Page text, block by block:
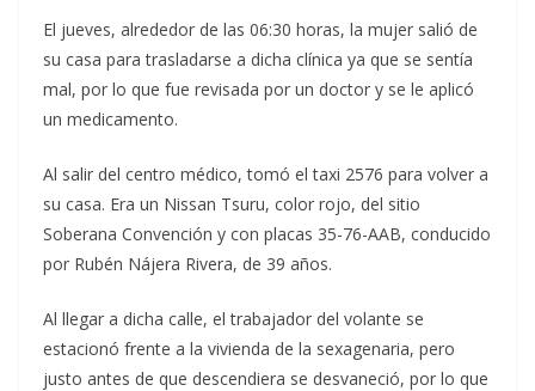
El jueves, alrededor de las 06:30 horas, la mujer salió de
su casa para trasladarse a dicha clínica ya que se sentía
mal, por lo que fue revisada por un doctor y se le aplicó
un medicamento.
Al salir del centro médico, tomó el taxi 2576 para volver a
su casa. Era un Nissan Tsuru, color rojo, del sitio
Soberana Convención y con placas 35-76-AAB, conducido
por Rubén Nájera Rivera, de 39 años.
Al llegar a dicha calle, el trabajador del volante se
estacionó frente a la vivienda de la sexagenaria, pero
justo antes de que descendiera se desvaneció, por lo que